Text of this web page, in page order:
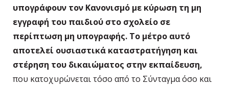
υπογράφουν τον Κανονισμό με κύρωση τη μη
εγγραφή του παιδιού στο σχολείο σε
περίπτωση μη υπογραφής. Το μέτρο αυτό
αποτελεί ουσιαστικά καταστρατήγηση και
στέρηση του δικαιώματος στην εκπαίδευση,
που κατοχυρώνεται τόσο από το Σύνταγμα όσο και